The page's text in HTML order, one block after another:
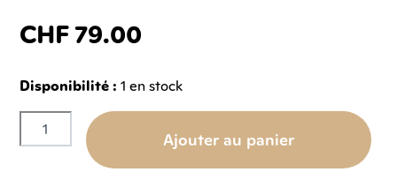
CHF79.00
Disponibilité : 1 en stock
quantité
Churchwarden
Ajouter au panier